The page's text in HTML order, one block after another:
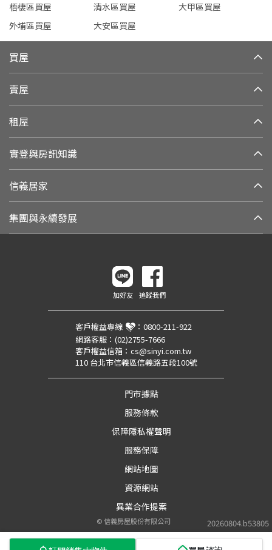
梧棲區買屋
清水區買屋
大甲區買屋
外埔區買屋
大安區買屋
買屋
賣屋
租屋
實登與房訊知識
信義居家
集團與永續發展
20260804.b53805
加好友 追蹤我們
客戶權益專線 ： 0800-211-922
網路客服： (02)2755-7666
客戶權益信箱： cs@sinyi.com.tw
110 台北市信義區信義路五段100號
門市據點
服務條款
保障隱私權聲明
服務保障
網站地圖
資源網站
異業合作提案
©信義房屋股份有限公司